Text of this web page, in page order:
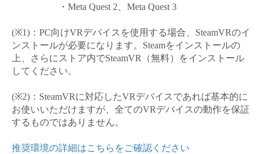
・ Meta Quest 2 Meta Quest 3
(※1) ： PC向けVRデバイスを使用する場合、 SteamVRのイ
ンストールが必要になります。 Steamをインストールの
上、さらにストア内でSteamVR
（無料）をインストール
してください。
(※2) ： SteamVRに対応したVRデバイスであれば基本的に
お使いいただけますが、全てのVRデバイスの動作を保証
するものではありません。
推奨環境の詳細はこちらをご確認ください